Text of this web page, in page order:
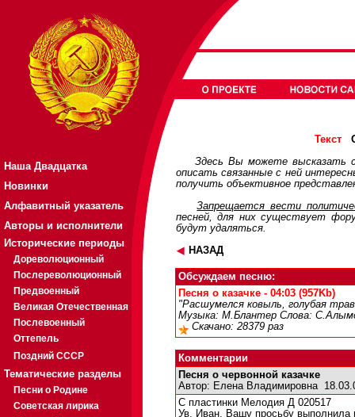
Наша Двадцатка
Новинки
Алфавитный указатель
Авторы и исполнители
Исторические периоды
Дореволюционный
Послереволюционный
Предвоенный
Великая Отечественная
Послевоенный
Оттепель
Поздний СССР
Тематические разделы
Песни о Родине
Советская лирика
Текст
Здесь Вы можете высказать
описать связанные с ней
получить объективное
Запрещается вести
песней, для них существует
будут удаляться.
НАЗАД
Обсуждаем песню:
Песня о казачке - 04:03 (957Kb)
"Расшумелся ковыль, голубая
Музыка: М.Блантер Слова:
Скачано: 28379 раз
Комментарии
Песня о червонной казачке
Автор: Елена Владимировна
С пластинки Мелодия Д 020517
Ув. Иван, Вашу просьбу выполнила